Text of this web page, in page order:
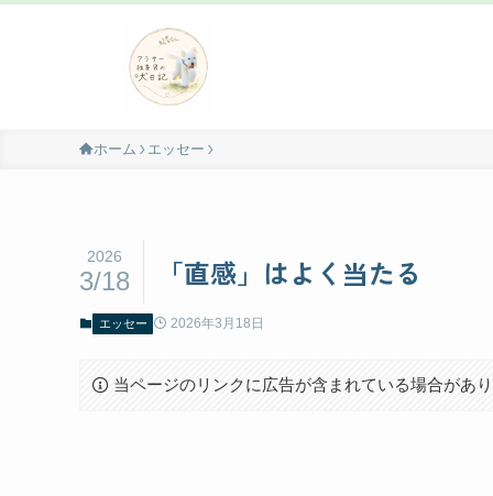
ホーム エッセー
「直感」はよく当たる
2026
3/18
エッセー 2026年3月18日
当ページのリンクに広告が含まれている場合があ